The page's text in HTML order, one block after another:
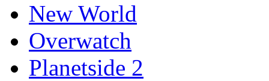
New World
Overwatch
Planetside 2